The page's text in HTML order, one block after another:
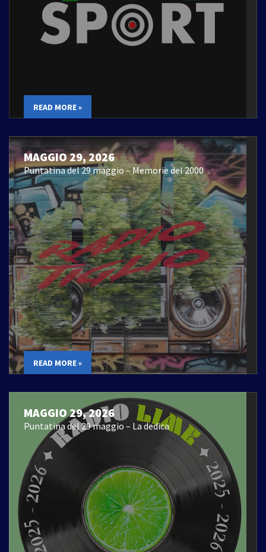
READ MORE »
MAGGIO 29, 2026
Puntatina del 29 maggio – Memorie del 2000
READ MORE »
MAGGIO 29, 2026
Puntatina del 29 maggio – La dedica